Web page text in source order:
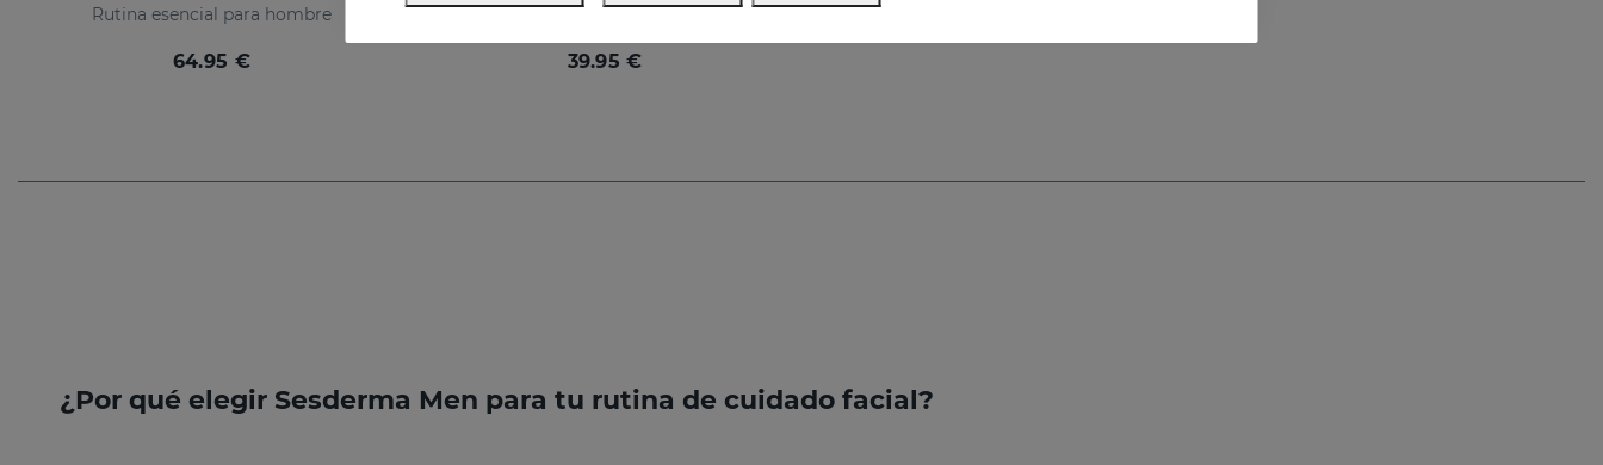
Rutina esencial para hombre
64.95 €
La antiedad definitiva para la piel masculina. Con retinol y ácido hialurónico
39.95 €
¿Por qué elegir Sesderma Men para tu rutina de cuidado facial?